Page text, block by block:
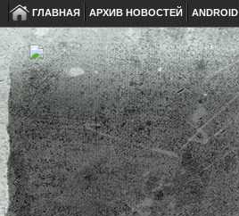
ГЛАВНАЯ АРХИВ НОВОСТЕЙ ANDROID